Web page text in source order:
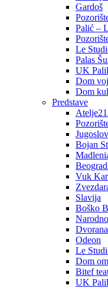
Gardoš
Palić –
Le
Palas
UK
Dom
Dom
Predstave
Bojan
Vuk
Slavija
Boško
Odeon
Le
Dom
Bitef
UK